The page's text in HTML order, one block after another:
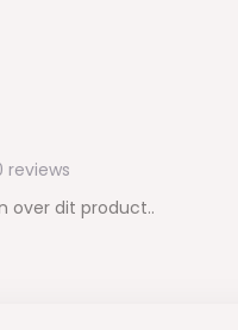
reviews
over dit product..